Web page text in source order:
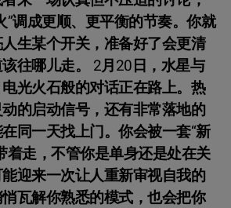
”调成更顺、更平衡的节奏。你就
生某个开关，准备好了会更清
往哪儿走。 2月20日，水星与
光火石般的对话正在路上。热
的启动信号，还有非常落地的
同一天找上门。你会被一套“新
着走，不管你是单身还是处在关
迎来一次让人重新审视自我的
瓦解你熟悉的模式，也会把你